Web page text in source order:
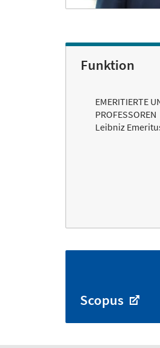
Funktion
EMERITIERTE
PROFESSOREN
Leibniz
Scopus